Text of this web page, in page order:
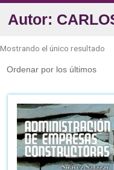
Autor:
Mostrando el único resultado